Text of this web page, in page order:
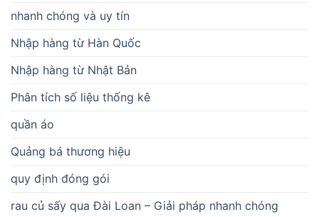
nhanh chóng và uy tín
Nhập hàng từ Hàn Quốc
Nhập hàng từ Nhật Bản
Phân tích số liệu thống kê
quần áo
Quảng bá thương hiệu
quy định đóng gói
rau củ sấy qua Đài Loan – Giải pháp nhanh chóng